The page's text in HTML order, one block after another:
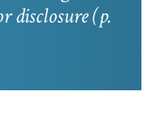
disclosure(p.